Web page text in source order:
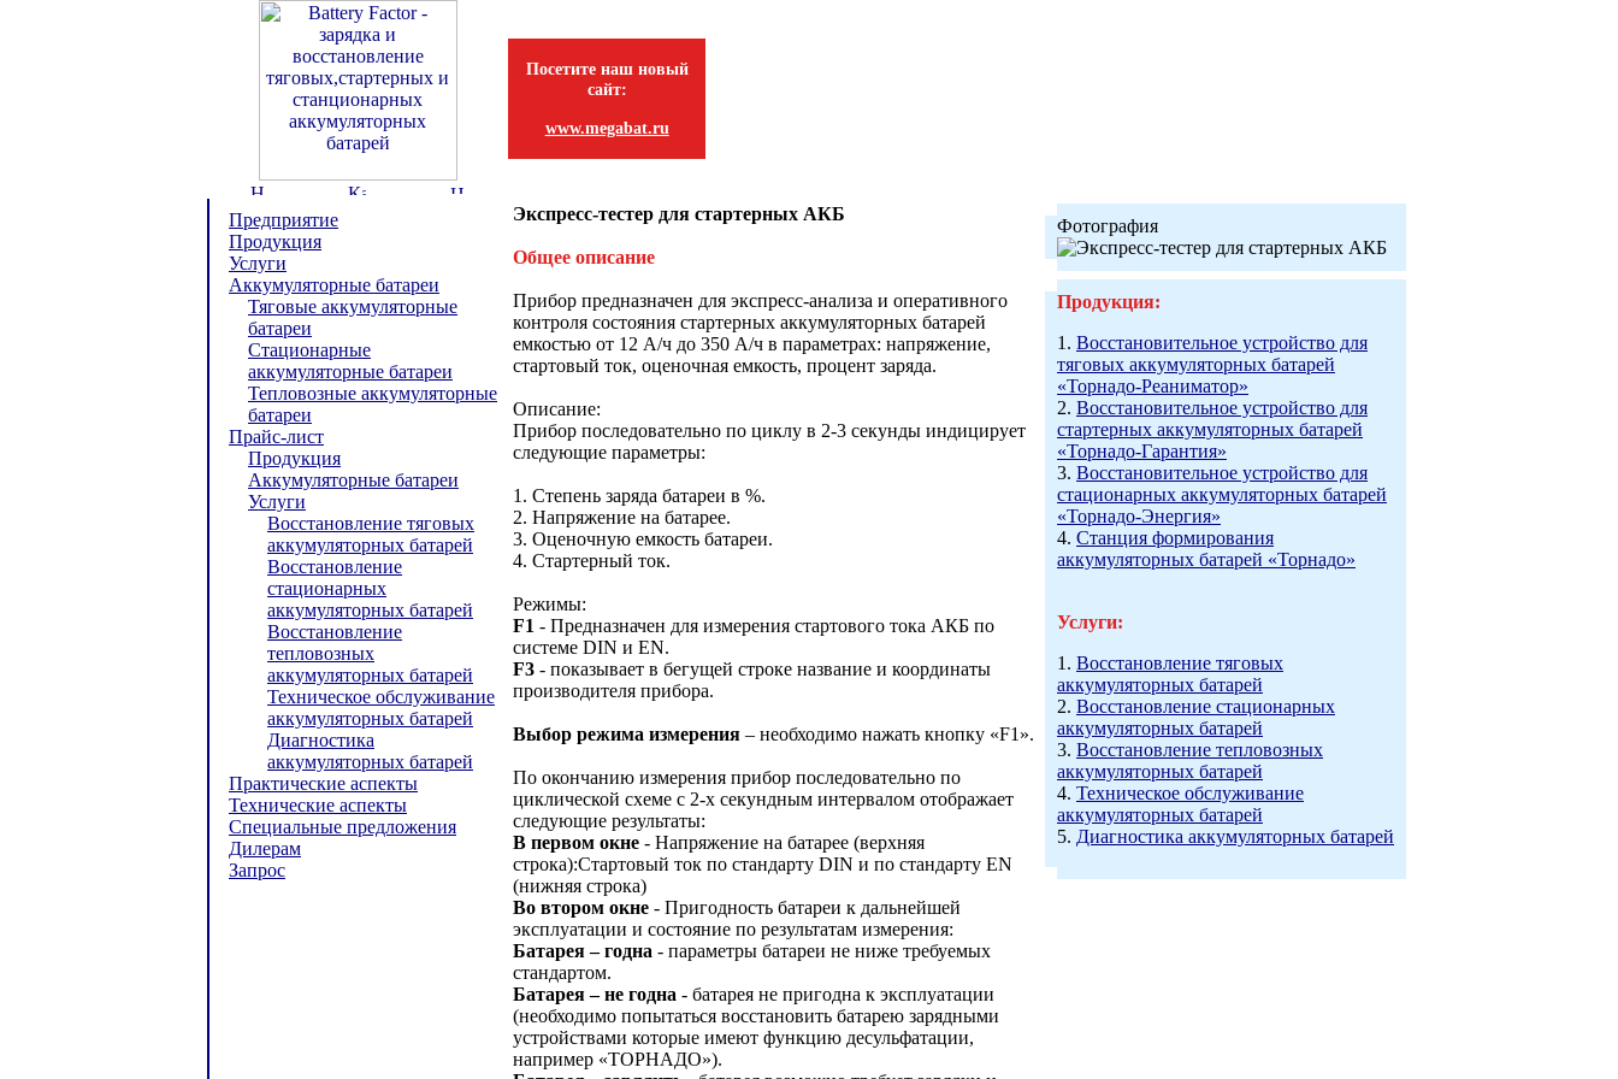
Посетите наш новый
сайт:
www.megabat.ru
Предприятие
Продукция
Услуги
Аккумуляторные батареи
Тяговые аккумуляторные
батареи
Стационарные
аккумуляторные батареи
Тепловозные аккумуляторные
батареи
Прайс-лист
Продукция
Аккумуляторные батареи
Услуги
Восстановление тяговых
аккумуляторных батарей
Восстановление
стационарных
аккумуляторных батарей
Восстановление
тепловозных
аккумуляторных батарей
Техническое обслуживание
аккумуляторных батарей
Диагностика
аккумуляторных батарей
Практические аспекты
Технические аспекты
Специальные предложения
Дилерам
Запрос
Экспресс-тестер для стартерных АКБ
Общее описание
Прибор предназначен для экспресс-анализа и оперативного
контроля состояния стартерных аккумуляторных батарей
емкостью от 12 А/ч до 350 А/ч в параметрах: напряжение,
стартовый ток, оценочная емкость, процент заряда.
Описание:
Прибор последовательно по циклу в 2-3 секунды индицирует
следующие параметры:
1. Степень заряда батареи в %.
2. Напряжение на батарее.
3. Оценочную емкость батареи.
4. Стартерный ток.
Режимы:
F1 - Предназначен для измерения стартового тока АКБ по
системе DIN и EN.
F3 - показывает в бегущей строке название и координаты
производителя прибора.
Выбор режима измерения – необходимо нажать кнопку «F1».
По окончанию измерения прибор последовательно по
циклической схеме с 2-х секундным интервалом отображает
следующие результаты:
В первом окне - Напряжение на батарее (верхняя
строка):Стартовый ток по стандарту DIN и по стандарту EN
(нижняя строка)
Во втором окне - Пригодность батареи к дальнейшей
эксплуатации и состояние по результатам измерения:
Батарея – годна - параметры батареи не ниже требуемых
стандартом.
Батарея – не годна - батарея не пригодна к эксплуатации
(необходимо попытаться восстановить батарею зарядными
устройствами которые имеют функцию десульфатации,
например «ТОРНАДО»).
Фотография
Продукция:
1. Восстановительное устройство для
тяговых аккумуляторных батарей
«Торнадо-Реаниматор»
2. Восстановительное устройство для
стартерных аккумуляторных батарей
«Торнадо-Гарантия»
3. Восстановительное устройство для
стационарных аккумуляторных батарей
«Торнадо-Энергия»
4. Станция формирования
аккумуляторных батарей «Торнадо»
Услуги:
1. Восстановление тяговых
аккумуляторных батарей
2. Восстановление стационарных
аккумуляторных батарей
3. Восстановление тепловозных
аккумуляторных батарей
4. Техническое обслуживание
аккумуляторных батарей
5. Диагностика аккумуляторных батарей